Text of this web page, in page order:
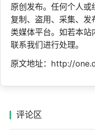
原创发布。任何个人
复制、盗用、采集、
类媒体平台。如若本
联系我们进行处理。
原文地址：http://
评论区